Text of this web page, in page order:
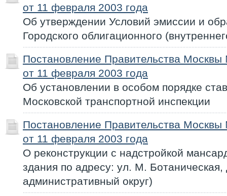
от 11 февраля 2003 года
Об утверждении Условий эмиссии и
Городского облигационного
Постановление Правительства
от 11 февраля 2003 года
Об установлении в особом порядке
Московской транспортной инспекции
Постановление Правительства
от 11 февраля 2003 года
О реконструкции с надстройкой
здания по адресу: ул. М.
административный округ)